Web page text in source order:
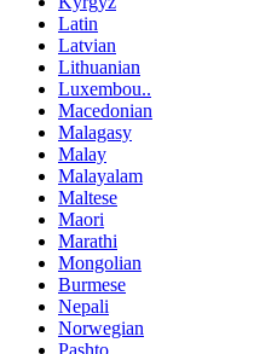
Latin
Latvian
Lithuanian
Luxembou..
Macedonian
Malagasy
Malay
Malayalam
Maltese
Maori
Marathi
Mongolian
Burmese
Nepali
Norwegian
Pashto